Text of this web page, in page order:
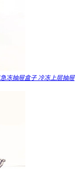
冻抽屉盒子 冷冻上层抽屉